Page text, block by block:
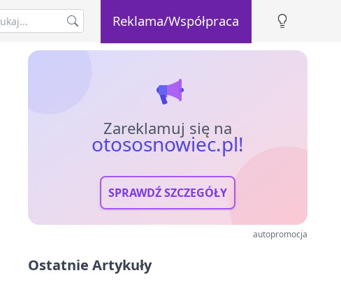
Reklama/Współpraca
Zareklamuj się na
otososnowiec.pl!
SPRAWDŹ SZCZEGÓŁY
autopromocja
Ostatnie Artykuły